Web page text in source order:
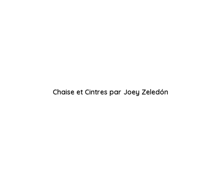
Chaise et Cintres par Joey Zeledón